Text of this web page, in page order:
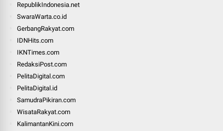
RepublikIndonesia.net
SwaraWarta.co.id
GerbangRakyat.com
IDNHits.com
IKNTimes.com
RedaksiPost.com
PelitaDigital.com
PelitaDigital.id
SamudraPikiran.com
WisataRakyat.com
KalimantanKini.com